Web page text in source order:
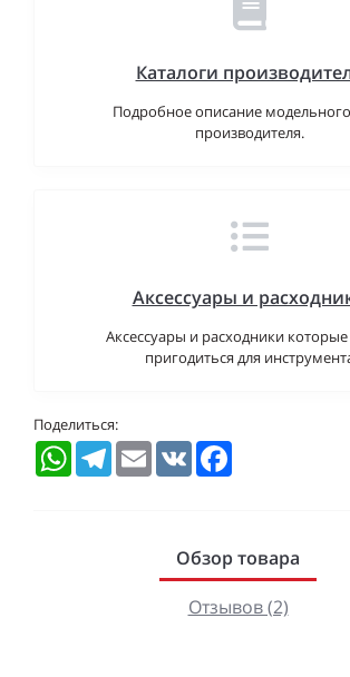
Каталоги
Подробное описание
производителя.
Аксессуары и
Аксессуары и расходники
пригодиться для
Поделиться:
WhatsAppTelegramEmail VK
Обзор товара
Отзывов (2)